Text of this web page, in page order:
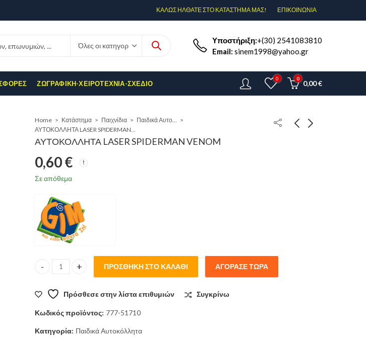
ΚΑΛΩΣ ΗΛΘΑΤΕ ΣΤΟ ΚΑΤΑΣΤΗΜΑ ΜΑΣ! ΕΠΙΚΟΙΝΩΝΊΑ
Υποστήριξη:+(30) 2541083810
Email: sinem1998@yahoo.gr
ΖΩΓΡΑΦΙΚΉ-ΧΕΙΡΟΤΕΧΝΊΑ-ΣΧΈΔΙΟ
0 0
0,00€
Home Κατάστημα Παιχνίδια
Παιδικά Αυτοκόλλητα
ΑΥΤΟΚΟΛΛΗΤΑ LASER SPIDERMAN VENOM
ΑΥΤΟΚΟΛΛΗΤΑ LASER SPIDERMAN VENOM
0,60€
Σε απόθεμα
ΑΥΤΟΚΟΛΛΗΤΑ LASER SPIDERMAN VENOM quantity
ΠΡΟΣΘΉΚΗ ΣΤΟ ΚΑΛΆΘΙ ΑΓΌΡΑΣΕ ΤΏΡΑ
Πρόσθεσε στην λίστα επιθυμιών Συγκρίνω
Κωδικός προϊόντος: 777-51710
Κατηγορία: Παιδικά Αυτοκόλλητα